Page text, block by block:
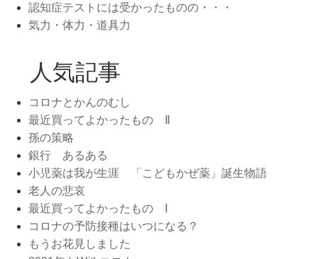
認知症テストには受かったものの・・・
気力・体力・道具力
人気記事
コロナとかんのむし
最近買ってよかったもの Ⅱ
孫の策略
銀行 あるある
小児薬は我が生涯 「こどもかぜ薬」誕生物語
老人の悲哀
最近買ってよかったもの Ⅰ
コロナの予防接種はいつになる？
もうお花見しました